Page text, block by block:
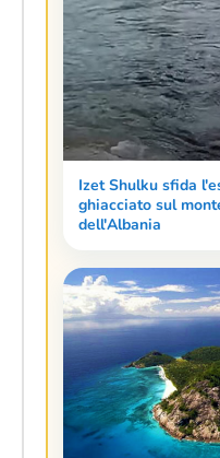
Izet Shulku sfida
ghiacciato sul
dell'Albania